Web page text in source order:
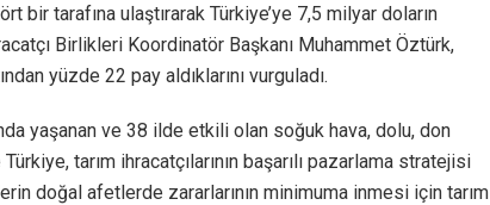
bir tarafına ulaştırarak Türkiye’ye 7,5 milyar doların
Birlikleri Koordinatör Başkanı Muhammet Öztürk,
yüzde 22 pay aldıklarını vurguladı.
yaşanan ve 38 ilde etkili olan soğuk hava, dolu, don
tarım ihracatçılarının başarılı pazarlama stratejisi
doğal afetlerde zararlarının minimuma inmesi için tarım